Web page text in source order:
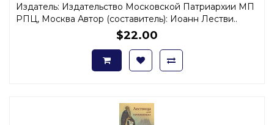
Издатель: Издательство Московской Патриархии МП
РПЦ, Москва Автор (составитель): Иоанн Лестви..
$22.00